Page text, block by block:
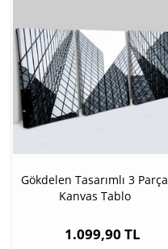
Gökdelen Tasarımlı 3 Parça
Kanvas Tablo
1.099,90 TL